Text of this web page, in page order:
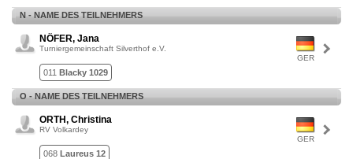
N - NAME DES TEILNEHMERS
GER
NÖFER, Jana
Turniergemeinschaft Silverthof e.V.
011 Blacky 1029
O - NAME DES TEILNEHMERS
GER
ORTH, Christina
RV Volkardey
068 Laureus 12